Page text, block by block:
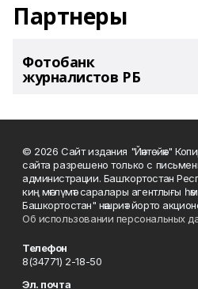
Партнеры
Фотобанк
журналистов РБ
© 2026 Сайт издания "Йәнтөйәк"
сайта разрешено только с
администрации. Башҡортостан
киң мәғлүмәт саралары агентлығы
Башкортостан" нәшриәт йорто
Об использовании персональных
Телефон
8(34771) 2-18-50
Эл. почта